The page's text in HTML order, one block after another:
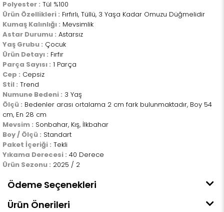
Polyester : Tül %100
Ürün Özellikleri : Fırfırlı, Tüllü, 3 Yaşa Kadar Omuzu Düğmelidir
Kumaş Kalınlığı : Mevsimlik
Astar Durumu : Astarsız
Yaş Grubu : Çocuk
Ürün Detayı : Fırfır
Parça Sayısı : 1 Parça
Cep : Cepsiz
Stil : Trend
Numune Bedeni : 3 Yaş
Ölçü : Bedenler arası ortalama 2 cm fark bulunmaktadır, Boy 54
cm, En 28 cm
Mevsim : Sonbahar, Kış, İlkbahar
Boy / Ölçü : Standart
Paket İçeriği : Tekli
Yıkama Derecesi : 40 Derece
Ürün Sezonu : 2025 / 2
Ödeme Seçenekleri
Ürün Önerileri